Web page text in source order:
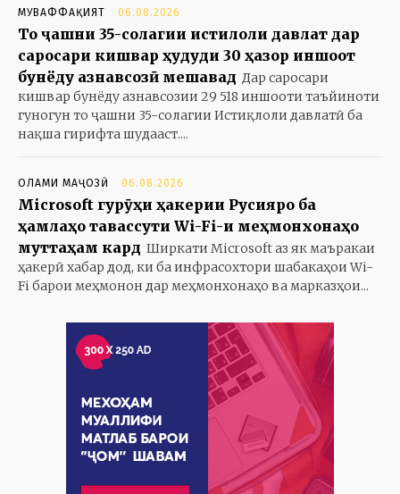
МУВАФФАҚИЯТ 06.08.2026
То ҷашни 35-солагии истиқлоли давлат дар
саросари кишвар ҳудуди 30 ҳазор иншоот
бунёду азнавсозӣ мешавад Дар саросари
кишвар бунёду азнавсозии 29 518 иншооти таъйиноти
гуногун то ҷашни 35-солагии Истиқлоли давлатӣ ба
нақша гирифта шудааст....
ОЛАМИ МАҶОЗӢ 06.08.2026
Microsoft гурӯҳи ҳакерии Русияро ба
ҳамлаҳо тавассути Wi-Fi-и меҳмонхонаҳо
муттаҳам кард Ширкати Microsoft аз як маъракаи
ҳакерӣ хабар дод, ки ба инфрасохтори шабакаҳои Wi-
Fi барои меҳмонон дар меҳмонхонаҳо ва марказҳои...